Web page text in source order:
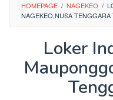
HOMEPAGE / NAGEKEO /
NAGEKEO,NUSA TENGGARA
Loker